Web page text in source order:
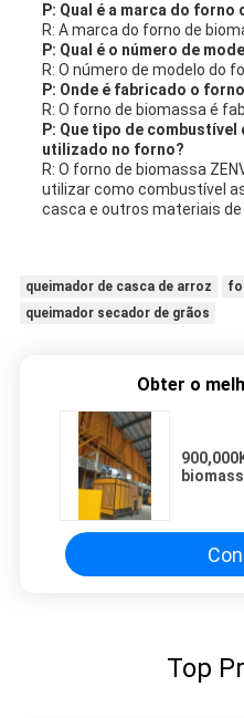
P: Qual é a marca do forno
R: A marca do forno de
P: Qual é o número de
R: O número de modelo do
P: Onde é fabricado o
R: O forno de biomassa é
P: Que tipo de
utilizado no forno?
R: O forno de biomassa
utilizar como combustível
casca e outros materiais
queimador de casca de arroz
queimador secador de grãos
Obter o
Top